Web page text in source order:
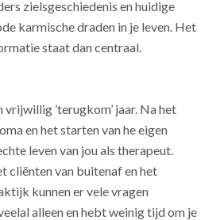
zielsgeschiedenis en huidige
karmische draden in je leven. Het
staat dan centraal.
vrijwillig ’terugkom’ jaar. Na het
en het starten van he eigen
leven van jou als therapeut.
cliënten van buitenaf en het
kunnen er vele vragen
alleen en hebt weinig tijd om je